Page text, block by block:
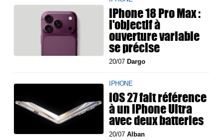
iPhone 18 Pro Max :
l'objectif à
ouverture variable
se précise
20/07 Dargo
IPHONE
iOS 27 fait référence
à un iPhone Ultra
avec deux batteries
20/07Alban